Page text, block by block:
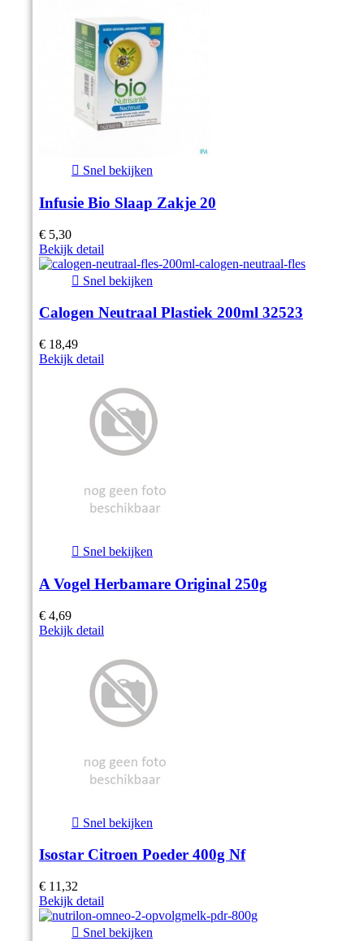
 Snel bekijken
Infusie Bio Slaap Zakje 20
€ 5,30
Bekijk detail
 Snel bekijken
Calogen Neutraal Plastiek 200ml 32523
€ 18,49
Bekijk detail
 Snel bekijken
A Vogel Herbamare Original 250g
€ 4,69
Bekijk detail
 Snel bekijken
Isostar Citroen Poeder 400g Nf
€ 11,32
Bekijk detail
 Snel bekijken